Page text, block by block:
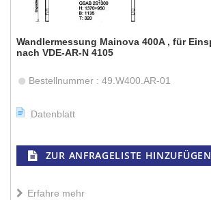
Wandlermessung Mainova 400A , für
nach VDE-AR-N 4105
Bestellnummer : 49.W400.AR-01
Datenblatt
ZUR ANFRAGELISTE HINZUFÜGEN
Erfahre mehr